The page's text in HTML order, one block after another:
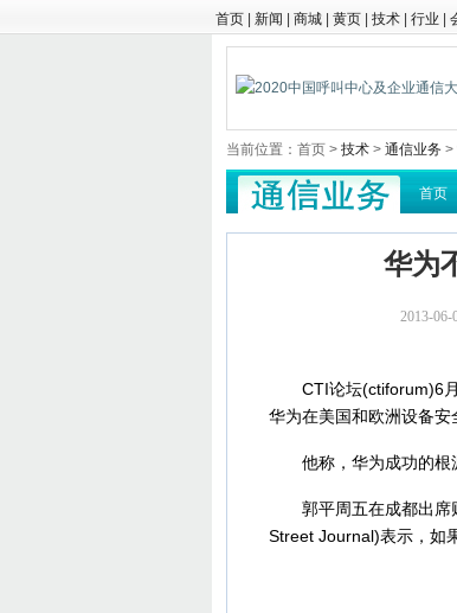
首页 新闻 商城 黄页 技术 行业
当前位置：首页 > 技术 > 通信业务 >
首页
华为
2013-
CTI论坛(ctiforum)6月8
华为在美国和欧洲设备安
他称，华为成功的根
郭平周五在成都出席
Street Journal)表示，如